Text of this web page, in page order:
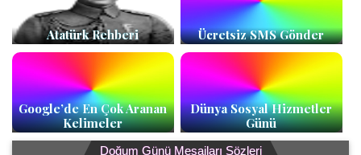
Atatürk Rehberi Ücretsiz SMS Gönder
Google’de En Çok Aranan
Kelimeler
Dünya Sosyal Hizmetler
Günü
Doğum Günü Mesajları Sözleri